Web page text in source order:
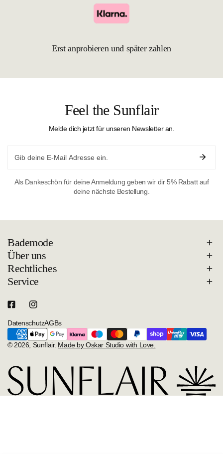
Erst anprobieren und später zahlen
Feel the Sunflair
Melde dich jetzt für unseren Newsletter an.
Als Dankeschön für deine Anmeldung geben wir dir 5% Rabatt auf
deine nächste Bestellung.
Bademode
Über uns
Rechtliches
Service
© 2026, Sunflair. Made by Oskar Studio with Love.
DatenschutzAGBs
Zahlungsarten